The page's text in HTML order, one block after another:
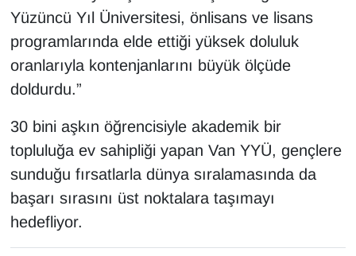
Yüzüncü Yıl Üniversitesi, önlisans ve lisans
programlarında elde ettiği yüksek doluluk
oranlarıyla kontenjanlarını büyük ölçüde
doldurdu.”
30 bini aşkın öğrencisiyle akademik bir
topluluğa ev sahipliği yapan Van YYÜ, gençlere
sunduğu fırsatlarla dünya sıralamasında da
başarı sırasını üst noktalara taşımayı
hedefliyor.
MEDYA
ONE EKONOMİ
Resmi İlanlar
RÖPORTAJ
SAĞLIK